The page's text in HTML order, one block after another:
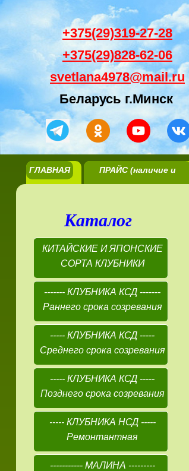
+375(29)319-27-28
+375(29)828-62-06
svetlana4978@mail.ru
Беларусь г.Минск
ГЛАВНАЯ
ПРАЙС (наличие и
Каталог
КИТАЙСКИЕ И ЯПОНСКИЕ
СОРТА КЛУБНИКИ
------- КЛУБНИКА КСД -------
Раннего срока созревания
----- КЛУБНИКА КСД -----
Среднего срока созревания
----- КЛУБНИКА КСД -----
Позднего срока созревания
----- КЛУБНИКА НСД -----
Ремонтантная
----------- МАЛИНА ---------